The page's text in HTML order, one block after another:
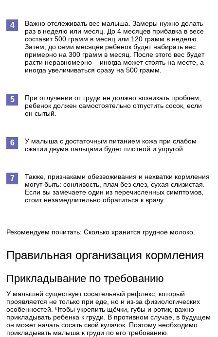
Важно отслеживать вес малыша. Замеры нужно делать
раз в неделю или месяц. До 4 месяцев прибавка в весе
составит 500 грамм в месяц или 120 грамм в неделю.
Затем, до семи месяцев ребенок будет набирать вес
примерно на 300 грамм в месяц. После этого вес будет
расти неравномерно – иногда может стоять на месте, а
иногда увеличиваться сразу на 500 грамм.
При отлучении от груди не должно возникать проблем,
ребенок должен самостоятельно отпустить сосок, если
он сытый.
У малыша с достаточным питанием кожа при слабом
сжатии двумя пальцами будет плотной и упругой.
Также, признаками обезвоживания и нехватки кормления
могут быть: сонливость, плач без слез, сухая слизистая.
Если вы замечаете один из перечисленных симптомов,
стоит незамедлительно обратиться к врачу.
Рекомендуем почитать: Сколько хранится грудное молоко.
Правильная организация кормления
Прикладывание по требованию
У малышей существует сосательный рефлекс, который
проявляется не только при еде, но и из-за физиологических
особенностей. Чтобы укрепить щёчки, губы и ротик, важно
прикладывать ребенка к груди. В противном случае, в будущем
он может начать сосать свой кулачок. Поэтому необходимо
прикладывать малыша к груди по его требованию.